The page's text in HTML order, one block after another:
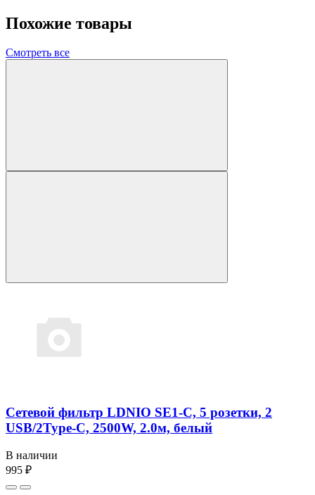
Похожие товары
Смотреть все
Сетевой фильтр LDNIO SE1-C, 5 розетки, 2
USB/2Type-C, 2500W, 2.0м, белый
В наличии
995 ₽